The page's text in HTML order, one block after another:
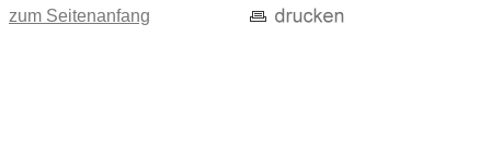
zum Seitenanfang